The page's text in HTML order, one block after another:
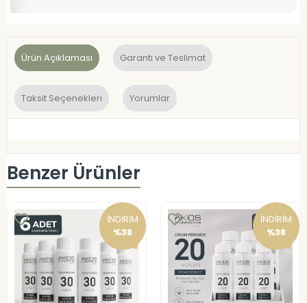
Ürün Açıklaması Garanti ve Teslimat
Taksit Seçenekleri Yorumlar
Benzer Ürünler
İNDİRİM
%38
İNDİRİM
%38